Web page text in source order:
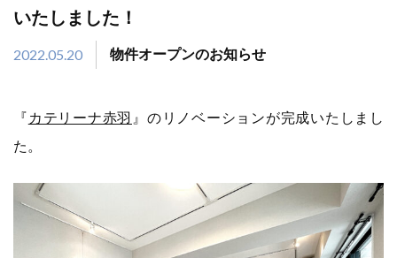
いたしました！
2022.05.20 物件オープンのお知らせ
『 カテリーナ赤羽 』のリノベーションが完成いたしまし
た。